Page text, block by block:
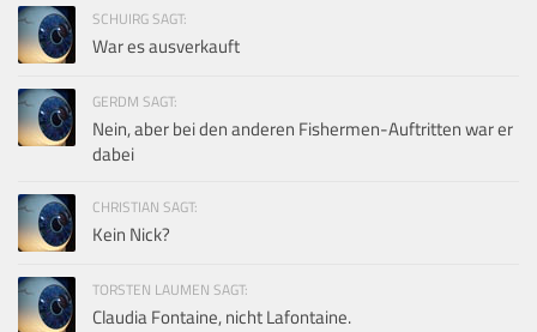
SCHUIRG SAGT:
War es ausverkauft
GERDM SAGT:
Nein, aber bei den anderen Fishermen-Auftritten war er
dabei
CHRISTIAN SAGT:
Kein Nick?
TORSTEN LAUMEN SAGT:
Claudia Fontaine, nicht Lafontaine.